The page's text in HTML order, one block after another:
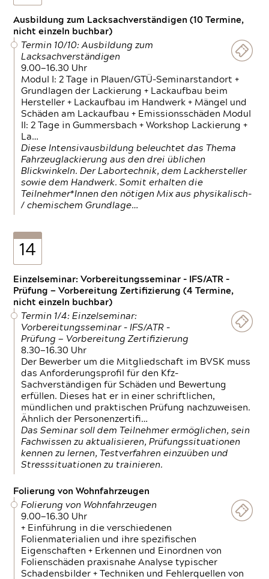
Ausbildung zum Lacksachverständigen (10 Termine,
nicht einzeln buchbar)
Termin 10/10: Ausbildung zum
Lacksachverständigen
9.00—16.30 Uhr
Modul I: 2 Tage in Plauen/GTÜ-Seminarstandort +
Grundlagen der Lackierung + Lackaufbau beim
Hersteller + Lackaufbau im Handwerk + Mängel und
Schäden am Lackaufbau + Emissionsschäden Modul
II: 2 Tage in Gummersbach + Workshop Lackierung +
La…
Diese Intensivausbildung beleuchtet das Thema
Fahrzeuglackierung aus den drei üblichen
Blickwinkeln. Der Labortechnik, dem Lackhersteller
sowie dem Handwerk. Somit erhalten die
Teilnehmer*Innen den nötigen Mix aus physikalisch-
/ chemischem Grundlage…
14
Einzelseminar: Vorbereitungsseminar - IFS/ATR -
Prüfung — Vorbereitung Zertifizierung (4 Termine,
nicht einzeln buchbar)
Termin 1/4: Einzelseminar:
Vorbereitungsseminar - IFS/ATR -
Prüfung — Vorbereitung Zertifizierung
8.30—16.30 Uhr
Der Bewerber um die Mitgliedschaft im BVSK muss
das Anforderungsprofil für den Kfz-
Sachverständigen für Schäden und Bewertung
erfüllen. Dieses hat er in einer schriftlichen,
mündlichen und praktischen Prüfung nachzuweisen.
Ähnlich der Personenzertifi…
Das Seminar soll dem Teilnehmer ermöglichen, sein
Fachwissen zu aktualisieren, Prüfungssituationen
kennen zu lernen, Testverfahren einzuüben und
Stresssituationen zu trainieren.
Folierung von Wohnfahrzeugen
Folierung von Wohnfahrzeugen
9.00—16.30 Uhr
+ Einführung in die verschiedenen
Folienmaterialien und ihre spezifischen
Eigenschaften + Erkennen und Einordnen von
Folienschäden praxisnahe Analyse typischer
Schadensbilder + Techniken und Fehlerquellen von